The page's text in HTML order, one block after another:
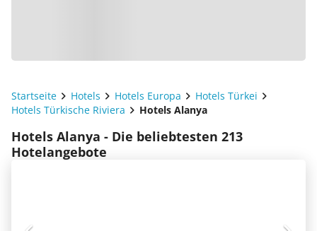
Startseite Hotels Hotels Europa
Hotels Türkei
Hotels Türkische Riviera
Hotels Alanya
Hotels Alanya - Die beliebtesten 213
Hotelangebote